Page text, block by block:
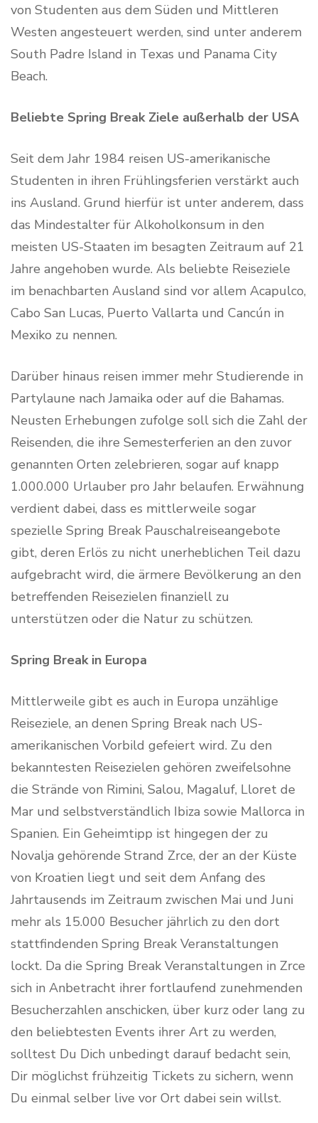
von Studenten aus dem Süden und Mittleren
Westen angesteuert werden, sind unter anderem
South Padre Island in Texas und Panama City
Beach.
Beliebte Spring Break Ziele außerhalb der USA
Seit dem Jahr 1984 reisen US-amerikanische
Studenten in ihren Frühlingsferien verstärkt auch
ins Ausland. Grund hierfür ist unter anderem, dass
das Mindestalter für Alkoholkonsum in den
meisten US-Staaten im besagten Zeitraum auf 21
Jahre angehoben wurde. Als beliebte Reiseziele
im benachbarten Ausland sind vor allem Acapulco,
Cabo San Lucas, Puerto Vallarta und Cancún in
Mexiko zu nennen.
Darüber hinaus reisen immer mehr Studierende in
Partylaune nach Jamaika oder auf die Bahamas.
Neusten Erhebungen zufolge soll sich die Zahl der
Reisenden, die ihre Semesterferien an den zuvor
genannten Orten zelebrieren, sogar auf knapp
1.000.000 Urlauber pro Jahr belaufen. Erwähnung
verdient dabei, dass es mittlerweile sogar
spezielle Spring Break Pauschalreiseangebote
gibt, deren Erlös zu nicht unerheblichen Teil dazu
aufgebracht wird, die ärmere Bevölkerung an den
betreffenden Reisezielen finanziell zu
unterstützen oder die Natur zu schützen.
Spring Break in Europa
Mittlerweile gibt es auch in Europa unzählige
Reiseziele, an denen Spring Break nach US-
amerikanischen Vorbild gefeiert wird. Zu den
bekanntesten Reisezielen gehören zweifelsohne
die Strände von Rimini, Salou, Magaluf, Lloret de
Mar und selbstverständlich Ibiza sowie Mallorca in
Spanien. Ein Geheimtipp ist hingegen der zu
Novalja gehörende Strand Zrce, der an der Küste
von Kroatien liegt und seit dem Anfang des
Jahrtausends im Zeitraum zwischen Mai und Juni
mehr als 15.000 Besucher jährlich zu den dort
stattfindenden Spring Break Veranstaltungen
lockt. Da die Spring Break Veranstaltungen in Zrce
sich in Anbetracht ihrer fortlaufend zunehmenden
Besucherzahlen anschicken, über kurz oder lang zu
den beliebtesten Events ihrer Art zu werden,
solltest Du Dich unbedingt darauf bedacht sein,
Dir möglichst frühzeitig Tickets zu sichern, wenn
Du einmal selber live vor Ort dabei sein willst.